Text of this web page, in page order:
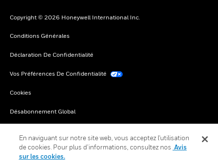
Copyright © 2026 Honeywell International Inc.
Conditions Générales
Déclaration De Confidentialité
Vos Préférences De Confidentialité
Cookies
Désabonnement Global
En naviguant sur notre site web, vous acceptez l'utilisation
de cookies. Pour plus d’informations, consultez nos Avis
sur les cookies.